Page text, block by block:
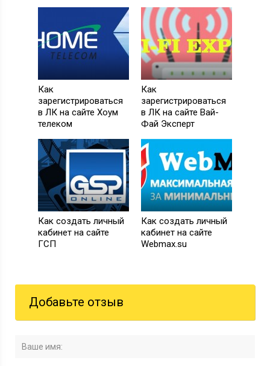
Как
зарегистрироваться
в ЛК на сайте Хоум
телеком
Как
зарегистрироваться
в ЛК на сайте Вай-
Фай Эксперт
Как создать личный
кабинет на сайте
ГСП
Как создать личный
кабинет на сайте
Webmax.su
Добавьте отзыв